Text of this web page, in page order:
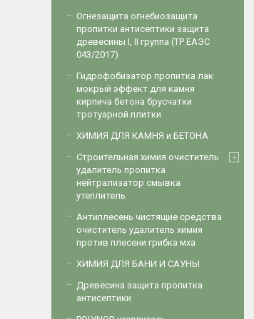
Огнезащита огнебиозащита
пропитки антисептики защита
древесины I, II группа (ТР ЕАЭС
043/2017)
Гидрофобизатор пропитка лак
мокрый эффект для камня
кирпича бетона брусчатки
тротуарной плитки
ХИМИЯ ДЛЯ КАМНЯ и БЕТОНА
Строительная химия очиститель
удалитель пропитка
нейтрализатор смывка
утеплитель
Антиплесень чистящие средства
очиститель удалитель химия
против плесени грибка мха
ХИМИЯ ДЛЯ БАНИ И САУНЫ
Древесина защита пропитка
антисептики